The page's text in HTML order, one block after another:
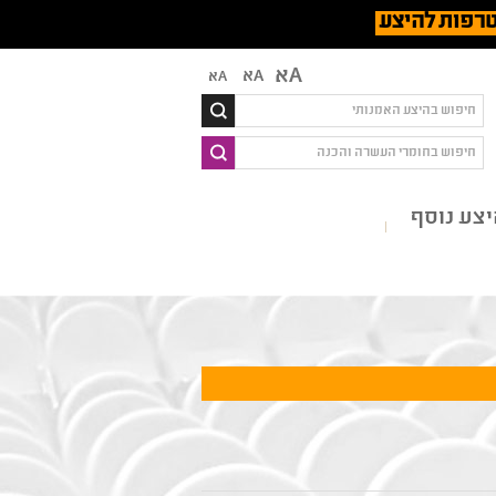
להיצע
Aא Aא Aא
נוסף